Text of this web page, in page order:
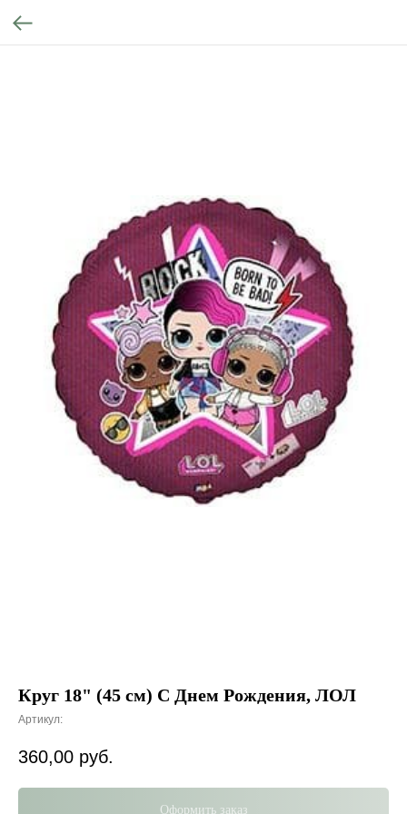
Круг 18" (45 см) С Днем Рождения, ЛОЛ
Артикул:
360,00 руб.
Оформить заказ